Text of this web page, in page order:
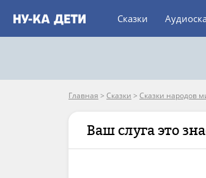
Сказки
Главная > Сказки > Сказки народов
Ваш слуга это